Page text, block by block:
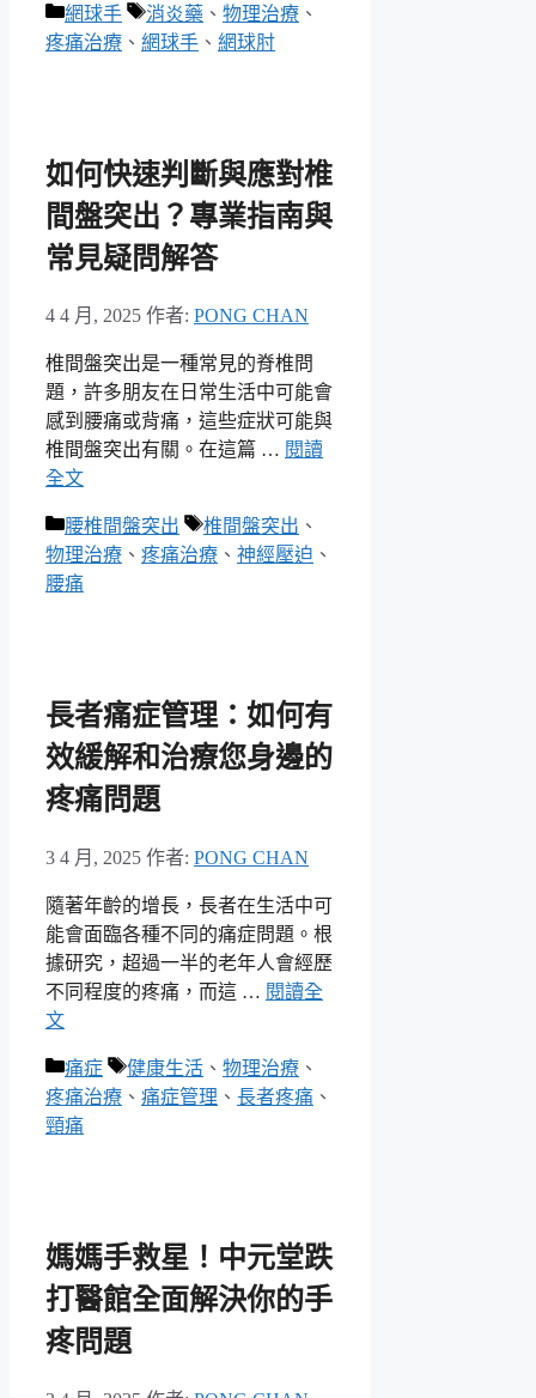
分
類
網球手
標
籤
消炎藥 、 物理治療 、
疼痛治療 、 網球手 、 網球肘
如何快速判斷與應對椎
間盤突出？專業指南與
常見疑問解答
4 4 月, 2025 作者: PONG CHAN
椎間盤突出是一種常見的脊椎問
題，許多朋友在日常生活中可能會
感到腰痛或背痛，這些症狀可能與
椎間盤突出有關。在這篇 … 閱讀
全文
分
類
腰椎間盤突出
標
籤
椎間盤突出 、
物理治療 、 疼痛治療 、 神經壓迫 、
腰痛
長者痛症管理：如何有
效緩解和治療您身邊的
疼痛問題
3 4 月, 2025 作者: PONG CHAN
隨著年齡的增長，長者在生活中可
能會面臨各種不同的痛症問題。根
據研究，超過一半的老年人會經歷
不同程度的疼痛，而這 … 閱讀全
文
分
類
痛症
標
籤
健康生活 、 物理治療 、
疼痛治療 、 痛症管理 、 長者疼痛 、
頸痛
媽媽手救星！中元堂跌
打醫館全面解決你的手
疼問題